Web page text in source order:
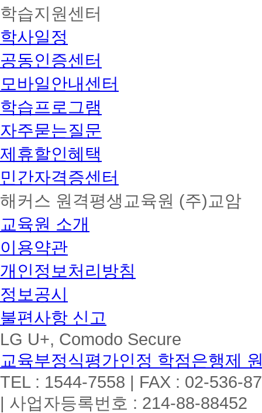
학습지원센터
학사일정
공동인증센터
모바일안내센터
학습프로그램
자주묻는질문
제휴할인혜택
민간자격증센터
해커스 원격평생교육원 (주)교암
교육원 소개
이용약관
개인정보처리방침
정보공시
불편사항 신고
LG U+, Comodo Secure
교육부정식평가인정 학점은행제
TEL : 1544-7558 | FAX : 02-536-
| 사업자등록번호 : 214-88-88452